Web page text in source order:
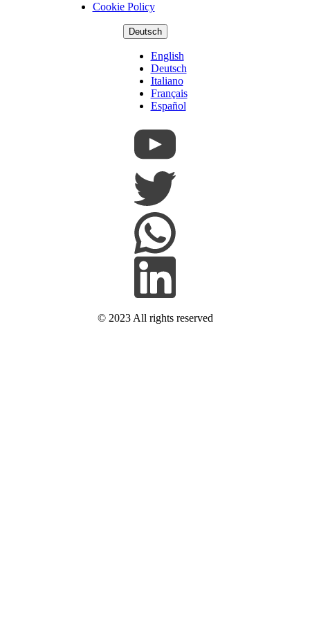
Cookie Policy
Deutsch
English
Deutsch
Italiano
Français
Español
© 2023 All rights reserved